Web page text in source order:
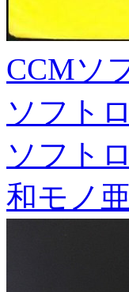
CCMソ
ソフト
ソフト
和モノ